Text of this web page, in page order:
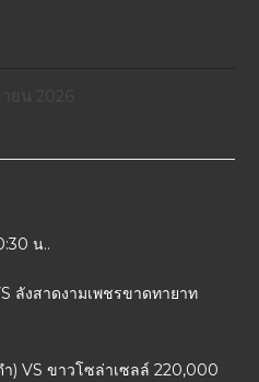
ายน 2026
น..
ลังสาดงามเพชรขาดทายาท
) VS ขาวโซล่าเซลล์ 220,000